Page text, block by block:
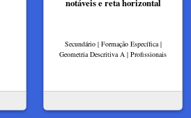
notáveis e reta horizontal
Secundário | Formação Específica |
Geometria Descritiva A | Profissionais